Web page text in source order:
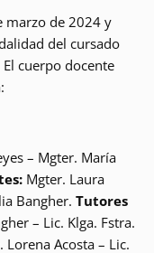
marzo de 2024 y
del cursado
cuerpo docente
– Mgter. María
Mgter. Laura
Bangher. Tutores
– Lic. Klga. Fstra.
Acosta – Lic.